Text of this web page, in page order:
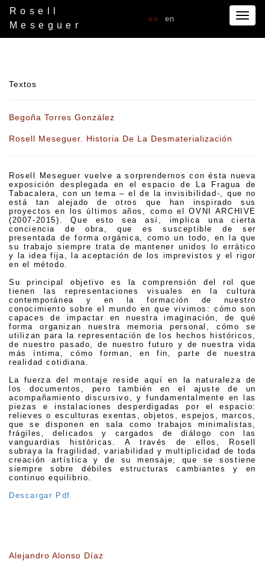
Rosell
Meseguer
es en
Textos
Begoña Torres González
Rosell Meseguer. Historia De La Desmaterialización
Rosell Meseguer vuelve a sorprendernos con ésta nueva
exposición desplegada en el espacio de La Fragua de
Tabacalera, con un tema – el de la invisibilidad-, que no
está tan alejado de otros que han inspirado sus
proyectos en los últimos años, como el OVNI ARCHIVE
(2007-2015). Que esto sea así, implica una cierta
conciencia de obra, que es susceptible de ser
presentada de forma orgánica, como un todo, en la que
su trabajo siempre trata de mantener unidos lo errático
y la idea fija, la aceptación de los imprevistos y el rigor
en el método.
Su principal objetivo es la comprensión del rol que
tienen las representaciones visuales en la cultura
contemporánea y en la formación de nuestro
conocimiento sobre el mundo en que vivimos: cómo son
capaces de impactar en nuestra imaginación, de qué
forma organizan nuestra memoria personal, cómo se
utilizan para la representación de los hechos históricos,
de nuestro pasado, de nuestro futuro y de nuestra vida
más íntima, cómo forman, en fin, parte de nuestra
realidad cotidiana.
La fuerza del montaje reside aquí en la naturaleza de
los documentos, pero también en el ajuste de un
acompañamiento discursivo, y fundamentalmente en las
piezas e instalaciones desperdigadas por el espacio:
relieves o esculturas exentas, objetos, espejos, marcos,
que se disponen en sala como trabajos minimalistas,
frágiles, delicados y cargados de diálogo con las
vanguardias históricas. A través de ellos, Rosell
subraya la fragilidad, variabilidad y multiplicidad de toda
creación artística y de su mensaje, que se sostiene
siempre sobre débiles estructuras cambiantes y en
continuo equilibrio.
Descargar Pdf
Alejandro Alonso Díaz